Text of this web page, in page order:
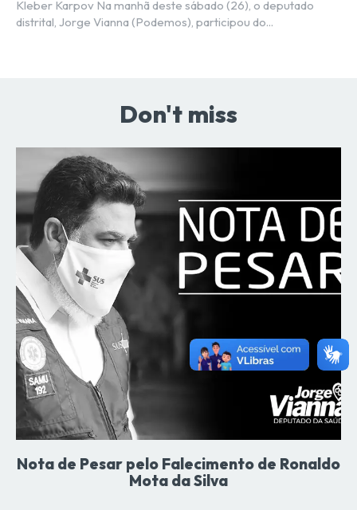
Kleber Karpov Na manhã deste sábado (26), o deputado
distrital, Jorge Vianna (Podemos), participou do...
Don't miss
Nota de Pesar pelo Falecimento de Ronaldo
Mota da Silva